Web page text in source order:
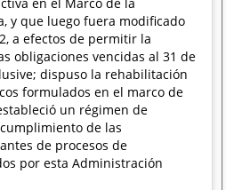
y que luego fuera modificado
a efectos de permitir la
obligaciones vencidas al 31 de
dispuso la rehabilitación
formulados en el marco de
un régimen de
de las
de procesos de
por esta Administración